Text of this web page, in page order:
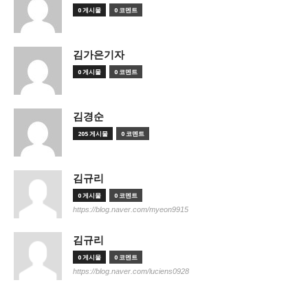
0 게시물 0 코멘트
김가은기자
0 게시물 0 코멘트
김경순
205 게시물 0 코멘트
김규리
0 게시물 0 코멘트
https://blog.naver.com/myeon9915
김규리
0 게시물 0 코멘트
https://blog.naver.com/luciens0928